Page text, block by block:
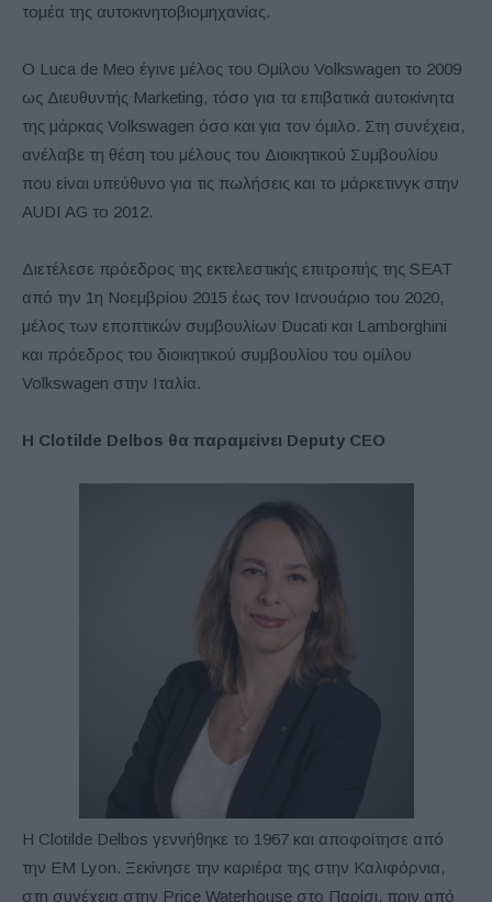
τομέα της αυτοκινητοβιομηχανίας.
Ο Luca de Meo έγινε μέλος του Ομίλου Volkswagen το 2009
ως Διευθυντής Marketing, τόσο για τα επιβατικά αυτοκίνητα
της μάρκας Volkswagen όσο και για τον όμιλο. Στη συνέχεια,
ανέλαβε τη θέση του μέλους του Διοικητικού Συμβουλίου
που είναι υπεύθυνο για τις πωλήσεις και το μάρκετινγκ στην
AUDI AG το 2012.
Διετέλεσε πρόεδρος της εκτελεστικής επιτροπής της SEAT
από την 1η Νοεμβρίου 2015 έως τον Ιανουάριο του 2020,
μέλος των εποπτικών συμβουλίων Ducati και Lamborghini
και πρόεδρος του διοικητικού συμβουλίου του ομίλου
Volkswagen στην Ιταλία.
Η Clotilde Delbos θα παραμείνει Deputy CEO
H Clotilde Delbos γεννήθηκε το 1967 και αποφοίτησε από
την EM Lyon. Ξεκίνησε την καριέρα της στην Καλιφόρνια,
στη συνέχεια στην Price Waterhouse στο Παρίσι, πριν από